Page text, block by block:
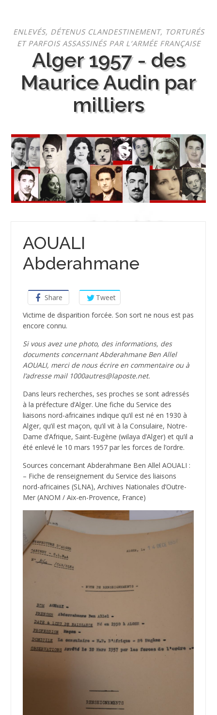
contenu
ENLEVÉS, DÉTENUS CLANDESTINEMENT, TORTURÉS
ET PARFOIS ASSASSINÉS PAR L’ARMÉE FRANÇAISE
Alger 1957 - des
Maurice Audin par
milliers
AOUALI
Abderahmane
Share
Tweet
Victime de disparition forcée. Son sort ne nous est pas
encore connu.
Si vous avez une photo, des informations, des
documents concernant Abderahmane Ben Allel
AOUALI, merci de nous écrire en commentaire ou à
l’adresse mail 1000autres@laposte.net.
Dans leurs recherches, ses proches se sont adressés
à la préfecture d’Alger. Une fiche du Service des
liaisons nord-africaines indique qu’il est né en 1930 à
Alger, qu’il est maçon, qu’il vit à la Consulaire, Notre-
Dame d’Afrique, Saint-Eugène (wilaya d’Alger) et qu’il a
été enlevé le 10 mars 1957 par les forces de l’ordre.
Sources concernant Abderahmane Ben Allel AOUALI :
– Fiche de renseignement du Service des liaisons
nord-africaines (SLNA), Archives Nationales d’Outre-
Mer (ANOM / Aix-en-Provence, France)